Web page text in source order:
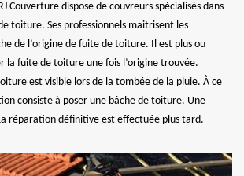
Couverture dispose de couvreurs spécialisés dans
toiture. Ses professionnels maitrisent les
de l’origine de fuite de toiture. Il est plus ou
la fuite de toiture une fois l’origine trouvée.
est visible lors de la tombée de la pluie. À ce
consiste à poser une bâche de toiture. Une
réparation définitive est effectuée plus tard.